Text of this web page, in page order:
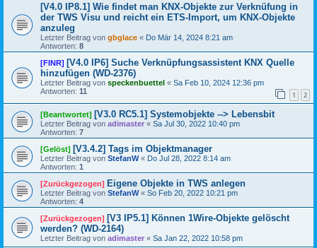
[V4.0 IP8.1] Wie findet man KNX-Objekte zur Verknüfung in
der TWS Visu und reicht ein ETS-Import, um KNX-Objekte
anzuleg
Letzter Beitrag von gbglace « Do Mär 14, 2024 8:21 am
Antworten: 8
[FINR] [V4.0 IP6] Suche Verknüpfungsassistent KNX Quelle
hinzufügen (WD-2376)
Letzter Beitrag von speckenbuettel « Sa Feb 10, 2024 12:36 pm
Antworten: 11 1 2
[Beantwortet] [V3.0 RC5.1] Systemobjekte --> Lebensbit
Letzter Beitrag von adimaster « Sa Jul 30, 2022 10:40 pm
Antworten: 7
[Gelöst] [V3.4.2] Tags im Objektmanager
Letzter Beitrag von StefanW« Do Jul 28, 2022 8:14 am
Antworten: 1
[Zurückgezogen] Eigene Objekte in TWS anlegen
Letzter Beitrag von StefanW« So Feb 20, 2022 10:21 pm
Antworten: 4
[Zurückgezogen] [V3 IP5.1] Können 1Wire-Objekte gelöscht
werden? (WD-2164)
Letzter Beitrag von adimaster « Sa Jan 22, 2022 10:58 pm